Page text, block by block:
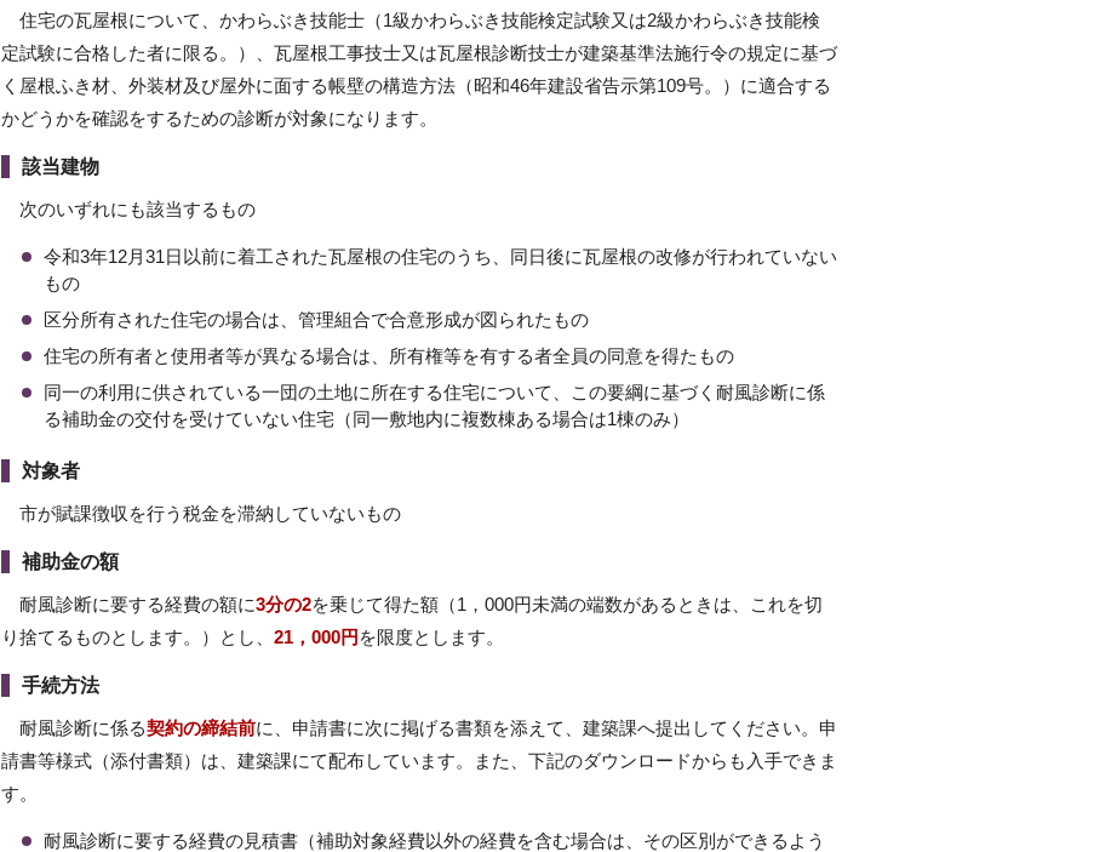
住宅の瓦屋根について、かわらぶき技能士（1級かわらぶき技能検定試験又は2級かわらぶき技能検
定試験に合格した者に限る。）、瓦屋根工事技士又は瓦屋根診断技士が建築基準法施行令の規定に基づ
く屋根ふき材、外装材及び屋外に面する帳壁の構造方法（昭和46年建設省告示第109号。）に適合する
かどうかを確認をするための診断が対象になります。
該当建物
次のいずれにも該当するもの
令和3年12月31日以前に着工された瓦屋根の住宅のうち、同日後に瓦屋根の改修が行われていない
もの
区分所有された住宅の場合は、管理組合で合意形成が図られたもの
住宅の所有者と使用者等が異なる場合は、所有権等を有する者全員の同意を得たもの
同一の利用に供されている一団の土地に所在する住宅について、この要綱に基づく耐風診断に係
る補助金の交付を受けていない住宅（同一敷地内に複数棟ある場合は1棟のみ）
対象者
市が賦課徴収を行う税金を滞納していないもの
補助金の額
耐風診断に要する経費の額に3分の2を乗じて得た額（1，000円未満の端数があるときは、これを切
り捨てるものとします。）とし、 21，000円 を限度とします。
手続方法
耐風診断に係る契約の締結前に、申請書に次に掲げる書類を添えて、建築課へ提出してください。申
請書等様式（添付書類）は、建築課にて配布しています。また、下記のダウンロードからも入手できま
す。
耐風診断に要する経費の見積書（補助対象経費以外の経費を含む場合は、その区別ができるよう